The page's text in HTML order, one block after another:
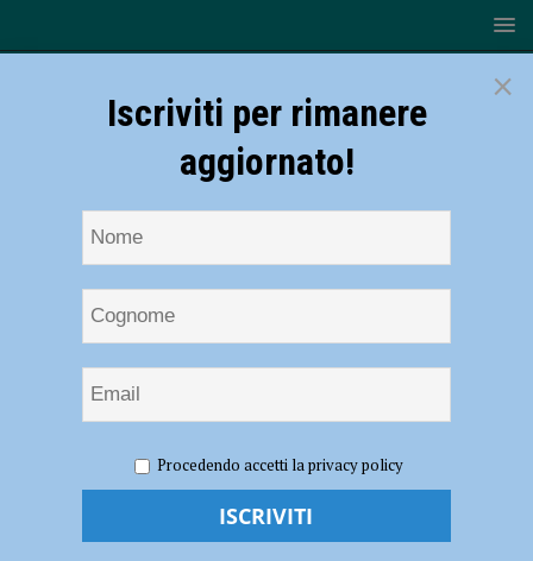
Italia: “I sindaci dei territori non siano lasciati soli”
Coronavirus, Forza Italia: “I sindaci dei
×
Iscriviti per rimanere
aggiornato!
Procedendo accetti la privacy policy